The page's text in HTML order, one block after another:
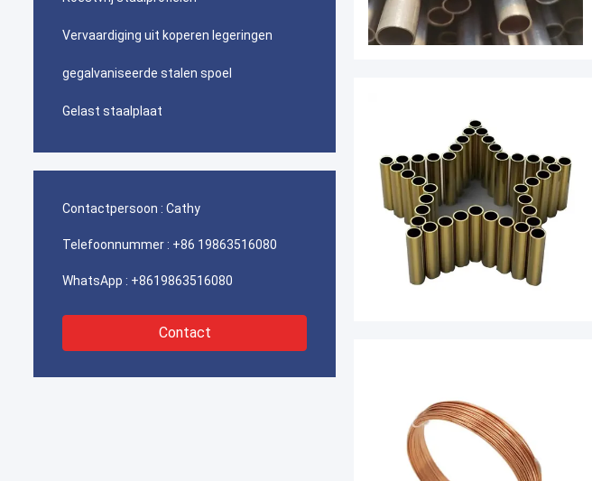
Vervaardiging uit koperen legeringen
gegalvaniseerde stalen spoel
Gelast staalplaat
Contactpersoon : Cathy
Telefoonnummer : +86 19863516080
WhatsApp : +8619863516080
Contact